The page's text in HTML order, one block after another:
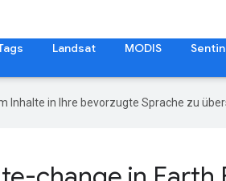
Landsat MODIS
Inhalte in Ihre bevorzugte Sprache zu